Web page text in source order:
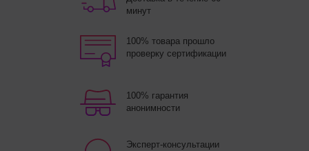
минут
100% товара прошло
проверку сертификации
100% гарантия
анонимности
Эксперт-консультации